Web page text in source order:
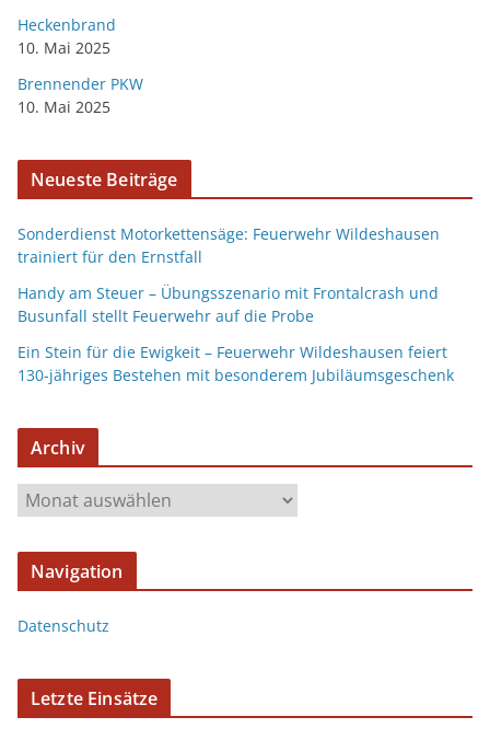
Heckenbrand
10. Mai 2025
Brennender PKW
10. Mai 2025
Neueste Beiträge
Sonderdienst Motorkettensäge: Feuerwehr Wildeshausen
trainiert für den Ernstfall
Handy am Steuer – Übungsszenario mit Frontalcrash und
Busunfall stellt Feuerwehr auf die Probe
Ein Stein für die Ewigkeit – Feuerwehr Wildeshausen feiert
130-jähriges Bestehen mit besonderem Jubiläumsgeschenk
Archiv
Navigation
Datenschutz
Letzte Einsätze